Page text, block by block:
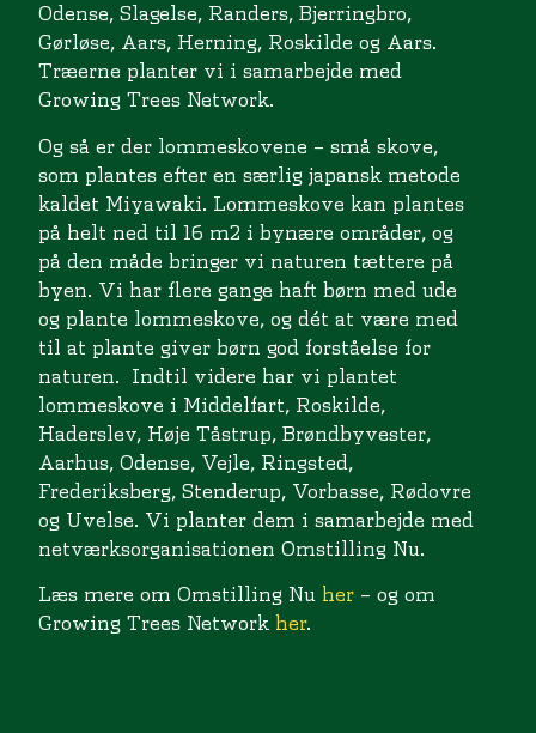
Odense, Slagelse, Randers, Bjerringbro,
Gørløse, Aars, Herning, Roskilde og Aars.
Træerne planter vi i samarbejde med
Growing Trees Network.
Og så er der lommeskovene – små skove,
som plantes efter en særlig japansk metode
kaldet Miyawaki. Lommeskove kan plantes
på helt ned til 16 m2 i bynære områder, og
på den måde bringer vi naturen tættere på
byen. Vi har flere gange haft børn med ude
og plante lommeskove, og dét at være med
til at plante giver børn god forståelse for
naturen. Indtil videre har vi plantet
lommeskove i Middelfart, Roskilde,
Haderslev, Høje Tåstrup, Brøndbyvester,
Aarhus, Odense, Vejle, Ringsted,
Frederiksberg, Stenderup, Vorbasse, Rødovre
og Uvelse. Vi planter dem i samarbejde med
netværksorganisationen Omstilling Nu.
Læs mere om Omstilling Nu her – og om
Growing Trees Network her.